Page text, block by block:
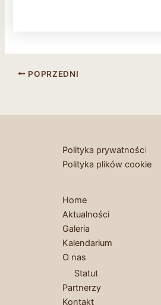
POPRZEDNI
Polityka prywatności
Polityka plików cookie
Home
Aktualności
Galeria
Kalendarium
O nas
Statut
Partnerzy
Kontakt